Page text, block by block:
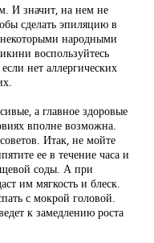
И значит, на нем не
сделать эпиляцию в
народными
воспользуйтесь
нет аллергических
а главное здоровые
вполне возможна.
Итак, не мойте
ее в течение часа и
соды. А при
им мягкость и блеск.
с мокрой головой.
к замедлению роста